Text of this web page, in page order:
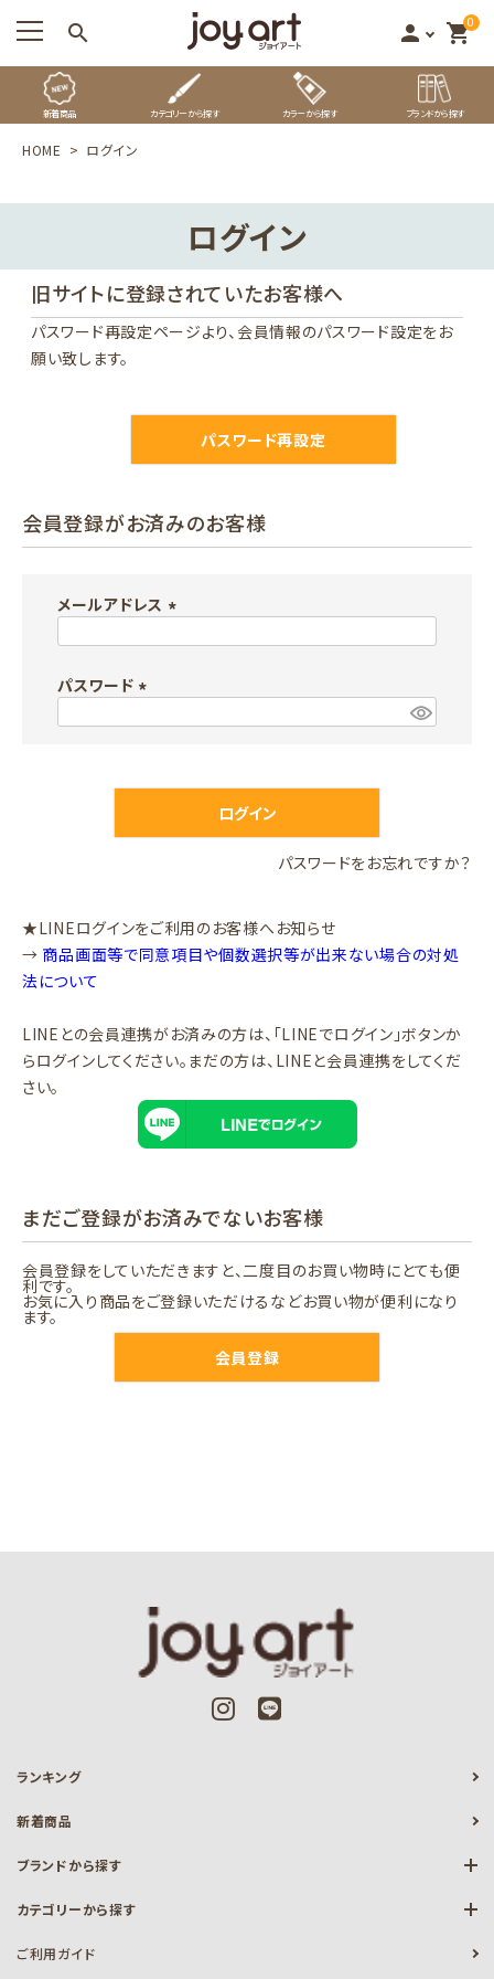
search person 0
shopping_cart
新着商品 カテゴリーから探す カラーから探す ブランドから探す
HOME ログイン
ログイン
旧サイトに登録されていたお客様へ
パスワード再設定ページより、会員情報のパスワード設定をお
願い致します。
パスワード再設定
会員登録がお済みのお客様
メールアドレス
パスワード
)
ログイン
パスワードをお忘れですか？
★LINEログインをご利用のお客様へお知らせ
→ 商品画面等で同意項目や個数選択等が出来ない場合の対処
法について
LINEとの会員連携がお済みの方は、「LINEでログイン」ボタンか
らログインしてください。まだの方は、 LINEと会員連携をしてくだ
さい。
まだご登録がお済みでないお客様
会員登録をしていただきますと、二度目のお買い物時にとても便
利です。
お気に入り商品をご登録いただけるなどお買い物が便利になり
ます。
会員登録
ランキング
新着商品
ブランドから探す
カテゴリーから探す
ご利用ガイド